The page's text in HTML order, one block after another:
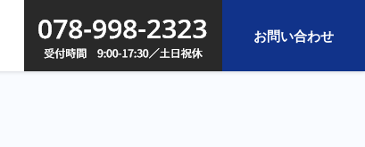
お問い合わせ